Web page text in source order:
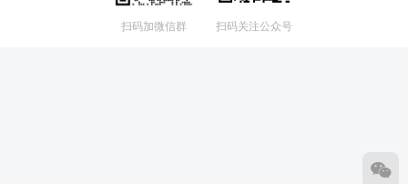
扫码加微信群 扫码关注公众号